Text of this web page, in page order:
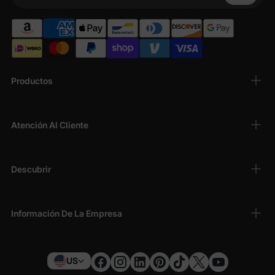
materiales transpirables y agradables para la
piel son ideales para pieles sensibles.
Diseños divertidos y divertidos: desde
Tunes hasta colores sólidos y estampados de
Ajuste perfecto para niños en crecimiento
sudaderas y sudaderas con capucha ofrecen
Versátil para cualquier ocasión
: ya sea un día
para niños pequeñoses perfecta para cada
Productos
Atención Al Cliente
Descubrir
Información De La Empresa
US